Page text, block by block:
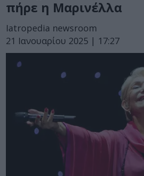
πήρε η Μαρινέλλα
Iatropedia newsroom
21 Ιανουαρίου 2025 | 17:27